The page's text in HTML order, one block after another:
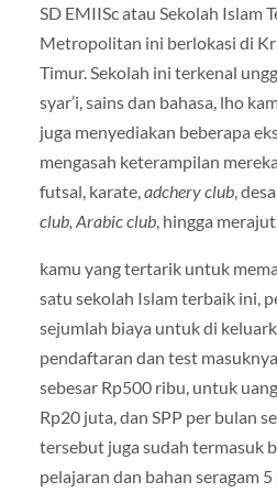
SD EMIISc atau Sekolah Islam
Metropolitan ini berlokasi di
Timur. Sekolah ini terkenal
syar’i, sains dan bahasa, lho
juga menyediakan beberapa
mengasah keterampilan
futsal, karate, adchery club,
club, Arabic club, hingga merajut.
kamu yang tertarik untuk
satu sekolah Islam terbaik ini,
sejumlah biaya untuk di
pendaftaran dan test
sebesar Rp500 ribu, untuk
Rp20 juta, dan SPP per bulan
tersebut juga sudah termasuk
pelajaran dan bahan seragam 5